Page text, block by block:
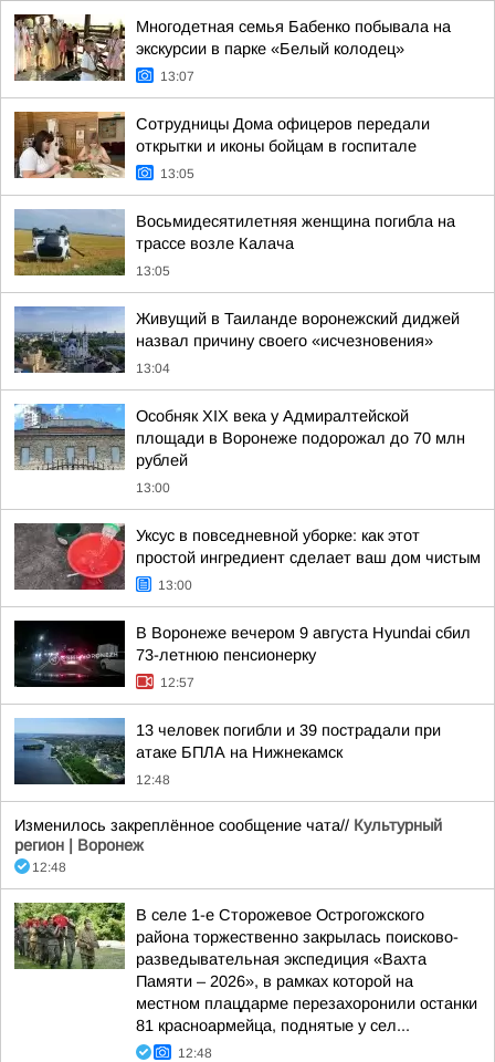
Многодетная семья Бабенко побывала на
экскурсии в парке «Белый колодец»
13:07
Сотрудницы Дома офицеров передали
открытки и иконы бойцам в госпитале
13:05
Восьмидесятилетняя женщина погибла на
трассе возле Калача
13:05
Живущий в Таиланде воронежский диджей
назвал причину своего «исчезновения»
13:04
Особняк XIX века у Адмиралтейской
площади в Воронеже подорожал до 70 млн
рублей
13:00
Уксус в повседневной уборке: как этот
простой ингредиент сделает ваш дом чистым
13:00
В Воронеже вечером 9 августа Hyundai сбил
73-летнюю пенсионерку
12:57
13 человек погибли и 39 пострадали при
атаке БПЛА на Нижнекамск
12:48
Изменилось закреплённое сообщение чата// Культурный
регион | Воронеж
12:48
В селе 1-е Сторожевое Острогожского
района торжественно закрылась поисково-
разведывательная экспедиция «Вахта
Памяти – 2026», в рамках которой на
местном плацдарме перезахоронили останки
81 красноармейца, поднятые у сел...
12:48